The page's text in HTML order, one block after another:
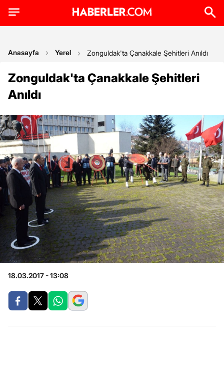
Anasayfa Yerel Zonguldak'ta Çanakkale Şehitleri Anıldı
Zonguldak'ta Çanakkale Şehitleri
Anıldı
18.03.2017 - 13:08